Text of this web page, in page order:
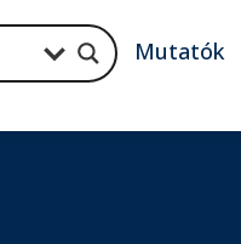
Mutatók